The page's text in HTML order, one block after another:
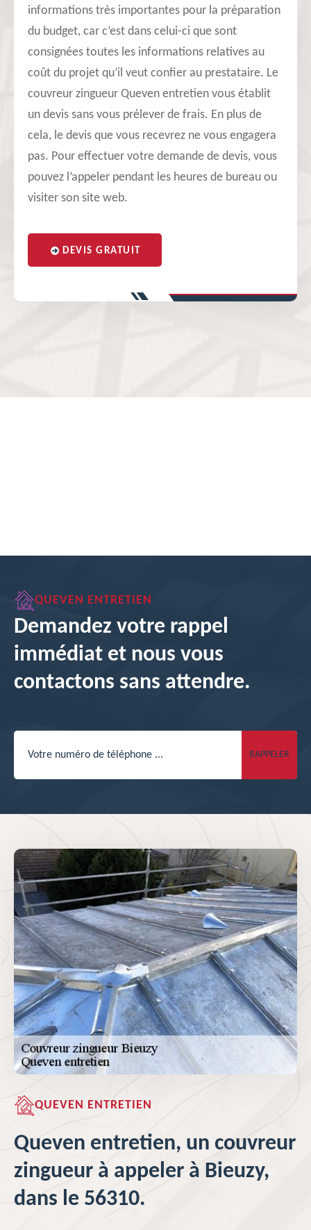
informations très importantes pour la préparation
du budget, car c’est dans celui-ci que sont
consignées toutes les informations relatives au
coût du projet qu’il veut confier au prestataire. Le
couvreur zingueur Queven entretien vous établit
un devis sans vous prélever de frais. En plus de
cela, le devis que vous recevrez ne vous engagera
pas. Pour effectuer votre demande de devis, vous
pouvez l’appeler pendant les heures de bureau ou
visiter son site web.
DEVIS GRATUIT
QUEVEN ENTRETIEN
Demandez votre rappel
immédiat et nous vous
contactons sans attendre.
QUEVEN ENTRETIEN
Queven entretien, un couvreur
zingueur à appeler à Bieuzy,
dans le 56310.